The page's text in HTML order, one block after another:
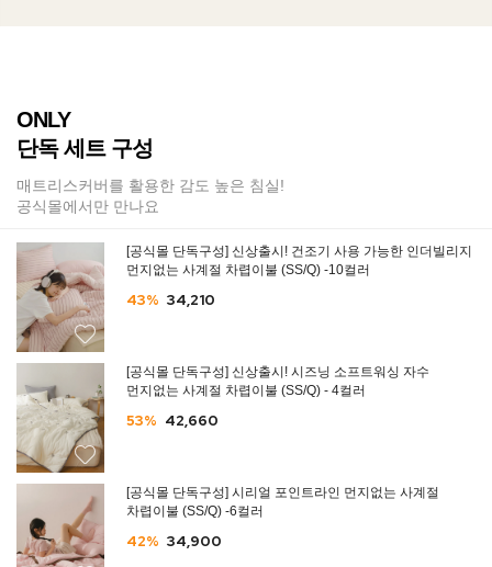
ONLY
단독 세트 구성
매트리스커버를 활용한 감도 높은 침실!
공식몰에서만 만나요
[공식몰 단독구성] 신상출시! 건조기 사용 가능한 인더빌리지
먼지없는 사계절 차렵이불 (SS/Q) -10컬러
43% 34,210
[공식몰 단독구성] 신상출시! 시즈닝 소프트워싱 자수
먼지없는 사계절 차렵이불 (SS/Q) - 4컬러
53% 42,660
[공식몰 단독구성] 시리얼 포인트라인 먼지없는 사계절
차렵이불 (SS/Q) -6컬러
42% 34,900